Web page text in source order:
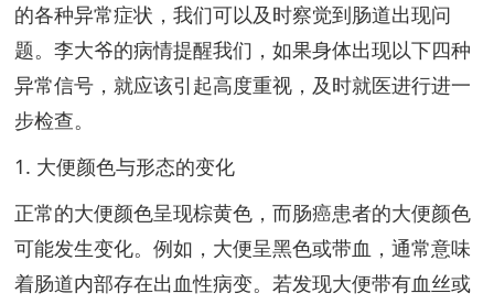
的各种异常症状，我们可以及时察觉到肠道出现问
题。李大爷的病情提醒我们，如果身体出现以下四种
异常信号，就应该引起高度重视，及时就医进行进一
步检查。
1. 大便颜色与形态的变化
正常的大便颜色呈现棕黄色，而肠癌患者的大便颜色
可能发生变化。例如，大便呈黑色或带血，通常意味
着肠道内部存在出血性病变。若发现大便带有血丝或